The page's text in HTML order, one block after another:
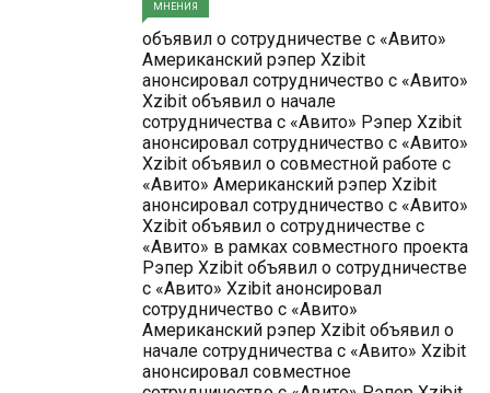
МНЕНИЯ
объявил о сотрудничестве с «Авито»
Американский рэпер Xzibit
анонсировал сотрудничество с «Авито»
Xzibit объявил о начале
сотрудничества с «Авито» Рэпер Xzibit
анонсировал сотрудничество с «Авито»
Xzibit объявил о совместной работе с
«Авито» Американский рэпер Xzibit
анонсировал сотрудничество с «Авито»
Xzibit объявил о сотрудничестве с
«Авито» в рамках совместного проекта
Рэпер Xzibit объявил о сотрудничестве
с «Авито» Xzibit анонсировал
сотрудничество с «Авито»
Американский рэпер Xzibit объявил о
начале сотрудничества с «Авито» Xzibit
анонсировал совместное